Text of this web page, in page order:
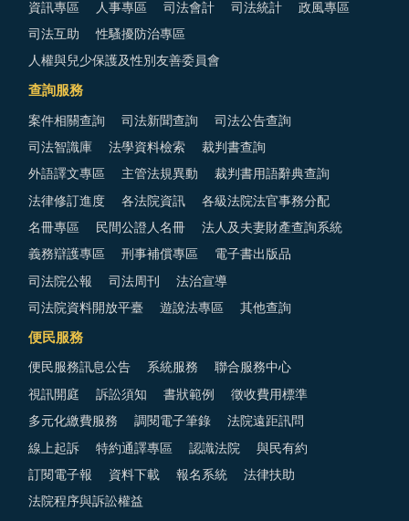
資訊專區 人事專區 司法會計 司法統計 政風專區
司法互助 性騷擾防治專區
人權與兒少保護及性別友善委員會
查詢服務
案件相關查詢 司法新聞查詢 司法公告查詢
司法智識庫 法學資料檢索 裁判書查詢
外語譯文專區 主管法規異動 裁判書用語辭典查詢
法律修訂進度 各法院資訊 各級法院法官事務分配
名冊專區 民間公證人名冊 法人及夫妻財產查詢系統
義務辯護專區 刑事補償專區 電子書出版品
司法院公報 司法周刊 法治宣導
司法院資料開放平臺 遊說法專區 其他查詢
便民服務
便民服務訊息公告 系統服務 聯合服務中心
視訊開庭 訴訟須知 書狀範例 徵收費用標準
多元化繳費服務 調閱電子筆錄 法院遠距訊問
線上起訴 特約通譯專區 認識法院 與民有約
訂閱電子報 資料下載 報名系統 法律扶助
法院程序與訴訟權益